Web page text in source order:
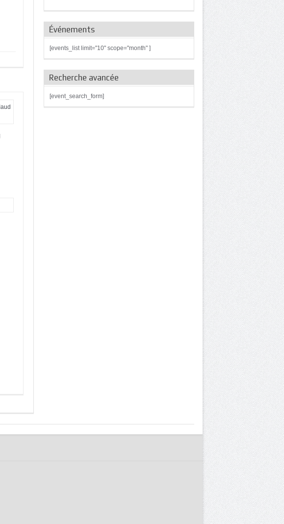
Événements
[events_list limit="10" scope="month" ]
Recherche avancée
[event_search_form]